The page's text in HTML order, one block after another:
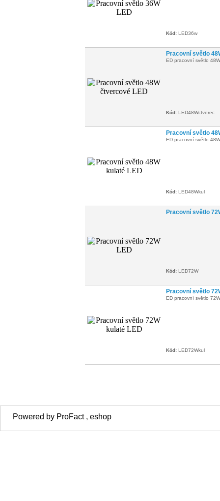
Kód: LED36w
Pracovní světlo
ED pracovní světlo
Kód: LED48Wctverec
Pracovní světlo
ED pracovní světlo
Kód: LED48Wkul
Pracovní světlo
Kód: LED72W
Pracovní světlo
ED pracovní světlo
Kód: LED72Wkul
Powered by ProFact , eshop